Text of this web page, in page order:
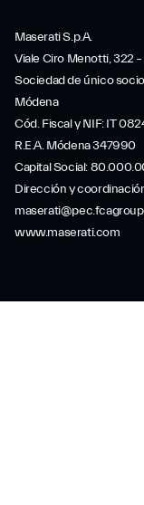
Maserati S.p.A.
Viale Ciro Menotti, 322 –
Sociedad de único
Módena
Cód. Fiscal y NIF: IT
R.E.A. Módena 347990
Capital Social:
Dirección y
www.maserati.com